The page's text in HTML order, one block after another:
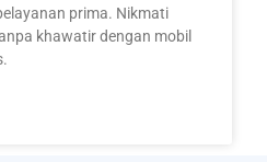
prima. Nikmati
khawatir dengan mobil